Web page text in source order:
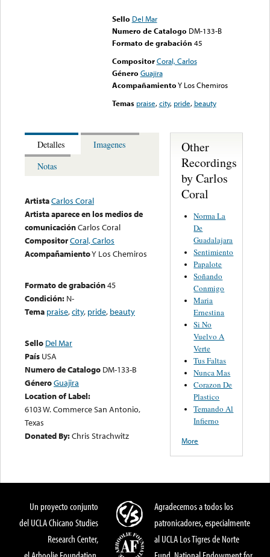
Sello Del Mar
Numero de Catalogo DM-133-B
Formato de grabación 45
Compositor Coral, Carlos
Género Guajira
AcompañamientoY Los Chemiros
Temas praise,city, pride, beauty
Detalles
Imagenes
Notas
ArtistaCarlos Coral
Artista aparece en los medios de
comunicaciónCarlos Coral
CompositorCoral, Carlos
AcompañamientoY Los Chemiros
Formato de grabación45
Condición: N-
Tema praise,city, pride, beauty
Sello Del Mar
País USA
Numero de Catalogo DM-133-B
GéneroGuajira
Location of Label:
6103 W. Commerce San Antonio,
Texas
Donated By:Chris Strachwitz
Other
Recordings
by Carlos
Coral
Norma La
De
Guadalajara
Sentimiento
Papalote
Soñando
Conmigo
Maria
Ernestina
Si No
Vuelvo A
Verte
Tus Faltas
Nunca Mas
Corazon De
Plastico
Temando Al
Infierno
More
Un proyecto conjunto
del UCLA Chicano Studies
Research Center,
Agradecemos a todos los
patronicadores, especialmente
al UCLA Los Tigres de Norte